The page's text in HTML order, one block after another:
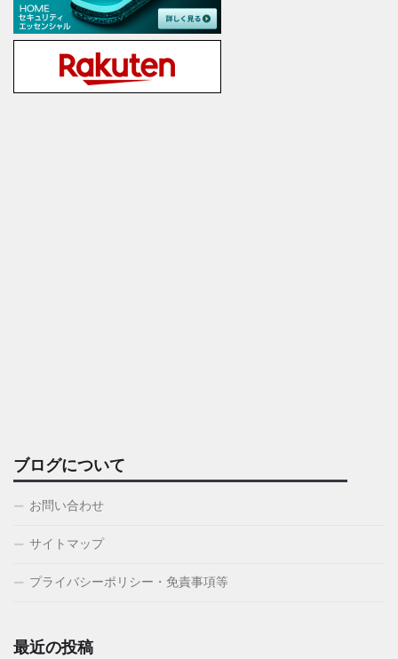
ブログについて
お問い合わせ
サイトマップ
プライバシーポリシー・免責事項等
最近の投稿